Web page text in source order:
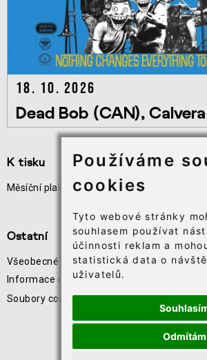
Používáme
cookies
Tyto webové stránky
souhlasem používat
účinnosti reklam a
statistická data o
uživatelů.
Odmítám
18. 10. 2026
Dead Bob (CAN), Calvera
K tisku
Měsíční plakát akcí
Ostatní
Všeobecné obchodní podmínky
Informace o zpracování osobních údajů
Soubory cookie⸱